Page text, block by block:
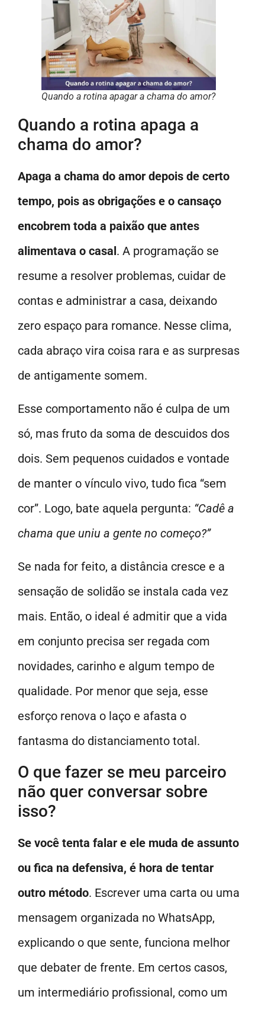
Quando a rotina apagar a chama do amor?
Quando a rotina apaga a
chama do amor?
Apaga a chama do amor depois de certo
tempo, pois as obrigações e o cansaço
encobrem toda a paixão que antes
alimentava o casal. A programação se
resume a resolver problemas, cuidar de
contas e administrar a casa, deixando
zero espaço para romance. Nesse clima,
cada abraço vira coisa rara e as surpresas
de antigamente somem.
Esse comportamento não é culpa de um
só, mas fruto da soma de descuidos dos
dois. Sem pequenos cuidados e vontade
de manter o vínculo vivo, tudo fica “sem
cor”. Logo, bate aquela pergunta: “Cadê a
chama que uniu a gente no começo?”
Se nada for feito, a distância cresce e a
sensação de solidão se instala cada vez
mais. Então, o ideal é admitir que a vida
em conjunto precisa ser regada com
novidades, carinho e algum tempo de
qualidade. Por menor que seja, esse
esforço renova o laço e afasta o
fantasma do distanciamento total.
O que fazer se meu parceiro
não quer conversar sobre
isso?
Se você tenta falar e ele muda de assunto
ou fica na defensiva, é hora de tentar
outro método. Escrever uma carta ou uma
mensagem organizada no WhatsApp,
explicando o que sente, funciona melhor
que debater de frente. Em certos casos,
um intermediário profissional, como um